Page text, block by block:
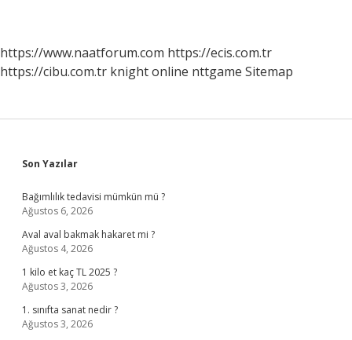
https://www.naatforum.com https://ecis.com.tr
https://cibu.com.tr knight online nttgame Sitemap
Sidebar
Son Yazılar
Bağımlılık tedavisi mümkün mü ?
Ağustos 6, 2026
Aval aval bakmak hakaret mi ?
Ağustos 4, 2026
1 kilo et kaç TL 2025 ?
Ağustos 3, 2026
1. sınıfta sanat nedir ?
Ağustos 3, 2026